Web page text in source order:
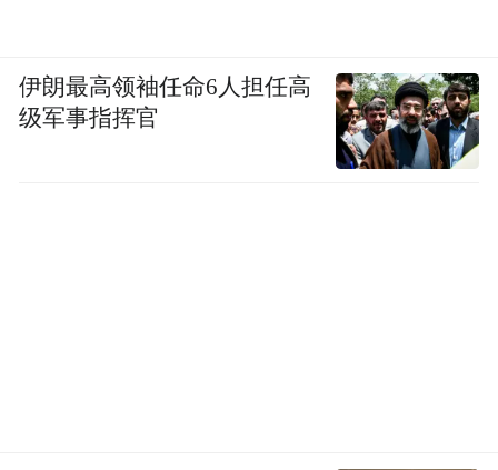
伊朗最高领袖任命6人担任高
级军事指挥官